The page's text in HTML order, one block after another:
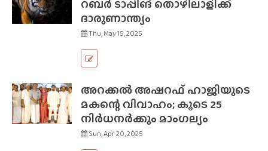
റബർ ടാപ്പിങ് തൊഴിലാളിക്ക്
ദാരുണാന്ത്യം
Thu, May 15, 2025
അറക്കല്‍ അഷറഫ് ഹാജിയുടെ
മകന്റെ വിവാഹം; കൂടെ 25
നിർധനർക്കും മാംഗല്യം
Sun, Apr 20, 2025